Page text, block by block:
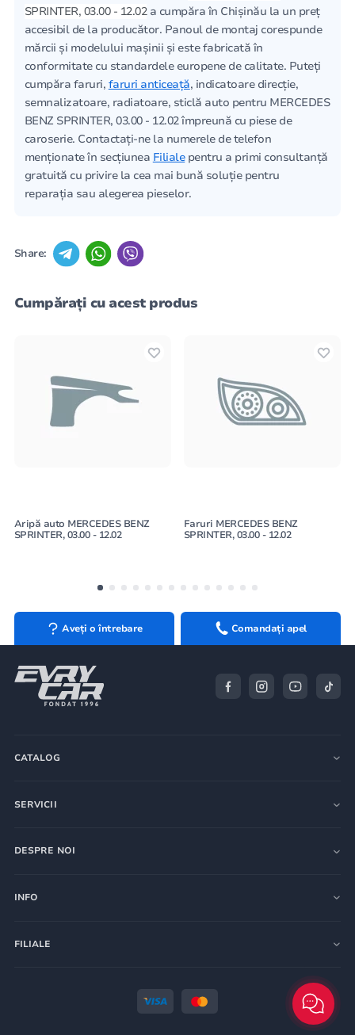
SPRINTER, 03.00 - 12.02a cumpăra în Chișinău la un preț
accesibil de la producător. Panoul de montaj corespunde
mărcii și modelului mașinii și este fabricată în
conformitate cu standardele europene de calitate. Puteți
cumpăra faruri, faruri anticeață, indicatoare direcție,
semnalizatoare, radiatoare, sticlă auto pentru MERCEDES
BENZ SPRINTER, 03.00 - 12.02 împreună cu piese de
caroserie. Contactați-ne la numerele de telefon
menționate în secțiunea Filialepentru a primi consultanță
gratuită cu privire la cea mai bună soluție pentru
reparația sau alegerea pieselor.
Share:
Cumpărați cu acest produs
Aripă auto MERCEDES BENZ
SPRINTER, 03.00 - 12.02
Faruri MERCEDES BENZ
SPRINTER, 03.00 - 12.02
Aveți o întrebare Comandați apel
CATALOG
SERVICII
DESPRE NOI
INFO
FILIALE